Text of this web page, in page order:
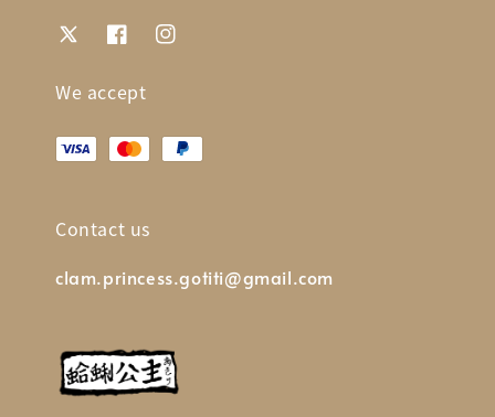
We accept
Contact us
clam.princess.gotiti@gmail.com